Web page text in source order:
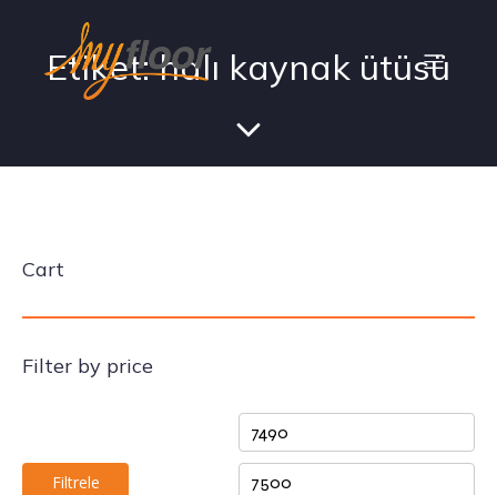
Etiket: halı kaynak ütüsü
Cart
Filter by price
Filtrele